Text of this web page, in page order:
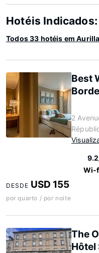
Hotéis
Todos 33 hotéis em
Best
2
Wi-
DESDE USD 155
por quarto / por noite
The
Hôtel